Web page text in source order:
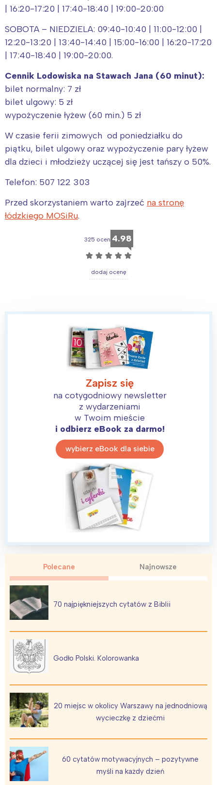
| 16:20-17:20 | 17:40-18:40 | 19:00-20:00
SOBOTA – NIEDZIELA: 09:40-10:40 | 11:00-12:00 |
12:20-13:20 | 13:40-14:40 | 15:00-16:00 | 16:20-17:20
| 17:40-18:40 | 19:00-20:00.
Cennik Lodowiska na Stawach Jana (60 minut):
bilet normalny: 7 zł
bilet ulgowy: 5 zł
wypożyczenie łyżew (60 min.) 5 zł
W czasie ferii zimowych od poniedziałku do
piątku, bilet ulgowy oraz wypożyczenie pary łyżew
dla dzieci i młodzieży uczącej się jest tańszy o 50%.
Telefon: 507 122 303
Przed skorzystaniem warto zajrzeć na stronę
łódzkiego MOSiRu.
325 ocen 4.98
☆ ☆ ☆ ☆ ☆
dodaj ocenę
Zapisz się
na cotygodniowy newsletter
z wydarzeniami
w Twoim mieście
i odbierz eBook za darmo!
wybierz eBook dla siebie
Polecane Najnowsze
70 najpiękniejszych cytatów z Biblii
Godło Polski. Kolorowanka
20 miejsc w okolicy Warszawy na jednodniową
wycieczkę z dziećmi
60 cytatów motywacyjnych – pozytywne
myśli na każdy dzień